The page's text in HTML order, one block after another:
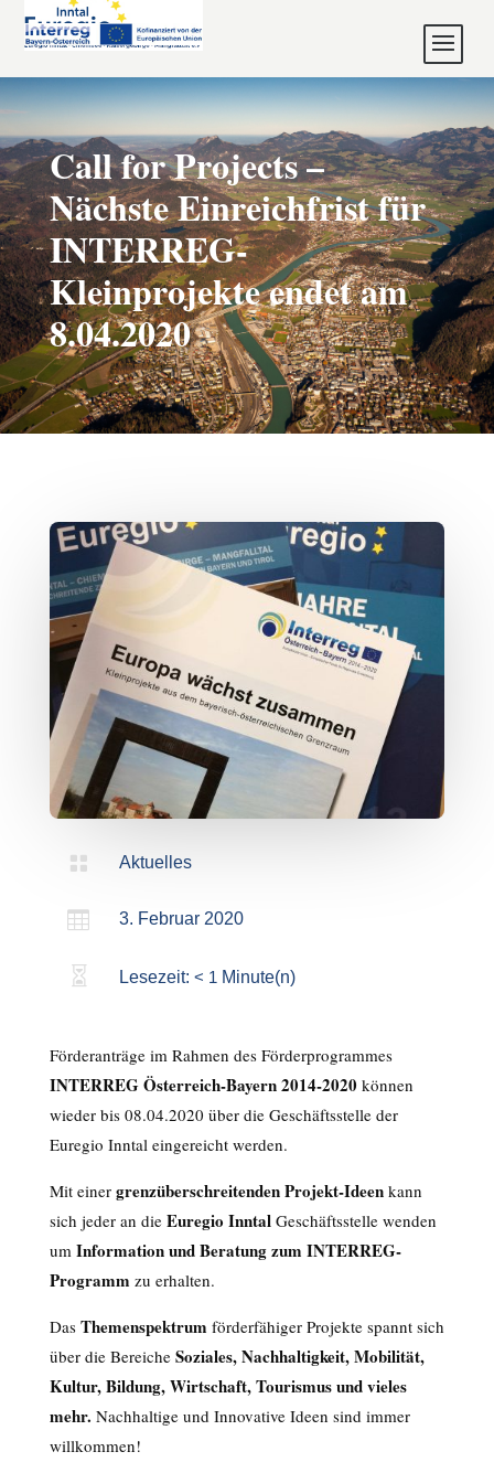
Call for Projects –
Nächste Einreichfrist für
INTERREG-
Kleinprojekte endet am
8.04.2020
 Aktuelles
 3. Februar 2020
 Lesezeit: < 1 Minute(n)
Förderanträge im Rahmen des Förderprogrammes
INTERREG Österreich-Bayern 2014-2020 können
wieder bis 08.04.2020 über die Geschäftsstelle der
Euregio Inntal eingereicht werden.
Mit einer grenzüberschreitenden Projekt-Ideenkann
sich jeder an die Euregio Inntal Geschäftsstelle wenden
um Information und Beratung zum INTERREG-
Programm zu erhalten.
Das Themenspektrum förderfähiger Projekte spannt sich
über die Bereiche Soziales, Nachhaltigkeit, Mobilität,
Kultur, Bildung, Wirtschaft, Tourismus und vieles
mehr. Nachhaltige und Innovative Ideen sind immer
willkommen!